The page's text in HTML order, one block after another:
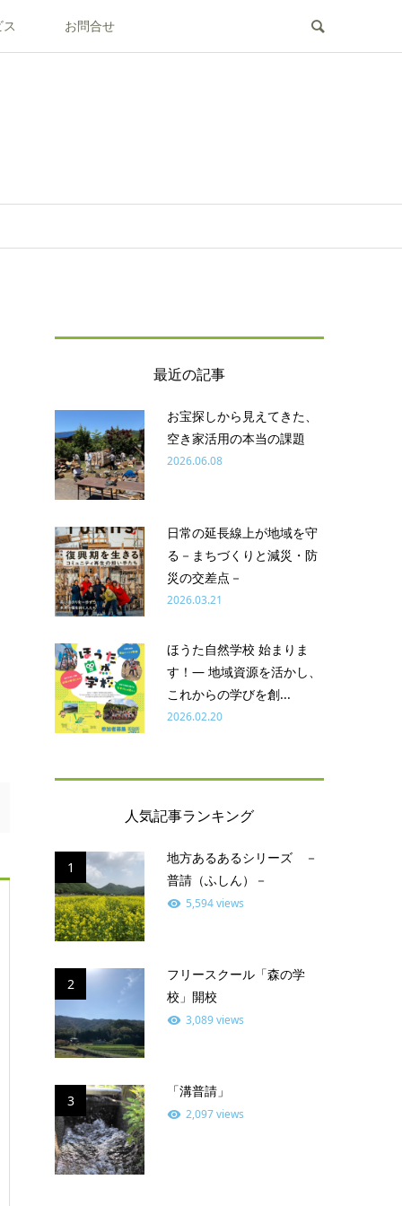
お問合せ
最近の記事
お宝探しから見えてきた、
空き家活用の本当の課題
2026.06.08
日常の延長線上が地域を守
る－まちづくりと減災・防
災の交差点－
2026.03.21
ほうた自然学校 始まりま
す！― 地域資源を活かし、
これからの学びを創...
2026.02.20
人気記事ランキング
1
地方あるあるシリーズ －
普請（ふしん）－
5,594 views
2
フリースクール「森の学
校」開校
3,089 views
3
「溝普請」
2,097 views